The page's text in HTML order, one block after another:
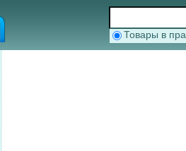
Товары в